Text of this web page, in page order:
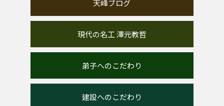
天峰ブログ
現代の名工 澤元教哲
弟子へのこだわり
建設へのこだわり